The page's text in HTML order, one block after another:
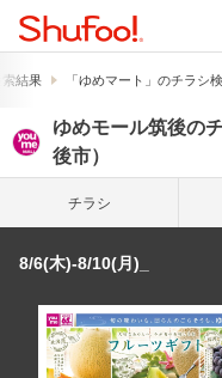
結果 「ゆめマート」のチラシ
ゆめモール筑後の
後市）
チラシ
8/6(木)-8/10(月)_